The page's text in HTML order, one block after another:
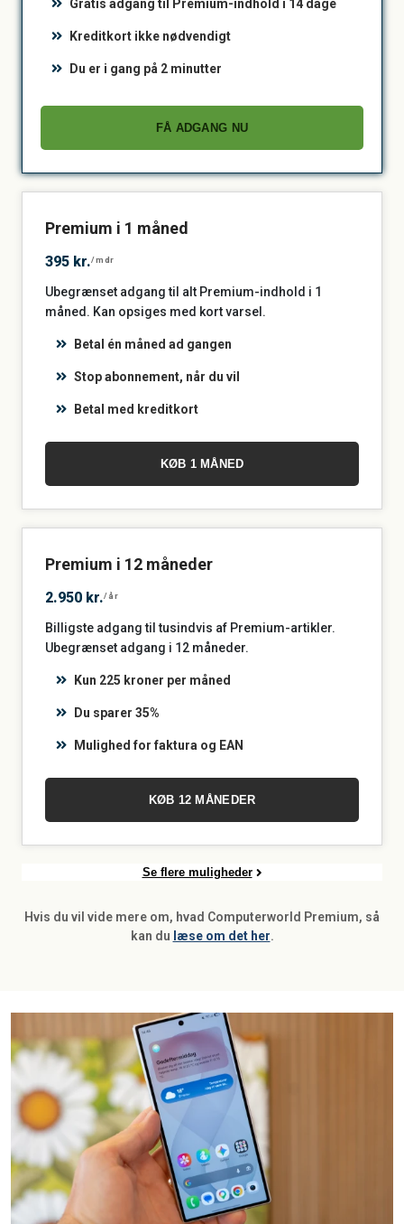
Gratis adgang til Premium-indhold i 14 dage
Kreditkort ikke nødvendigt
Du er i gang på 2 minutter
FÅ ADGANG NU
Premium i 1 måned
395 kr./mdr
Ubegrænset adgang til alt Premium-indhold i 1
måned. Kan opsiges med kort varsel.
Betal én måned ad gangen
Stop abonnement, når du vil
Betal med kreditkort
KØB 1 MÅNED
Premium i 12 måneder
2.950 kr./år
Billigste adgang til tusindvis af Premium-artikler.
Ubegrænset adgang i 12 måneder.
Kun 225 kroner per måned
Du sparer 35%
Mulighed for faktura og EAN
KØB 12 MÅNEDER
Se flere muligheder
Hvis du vil vide mere om, hvad Computerworld Premium, så
kan du læse om det her.